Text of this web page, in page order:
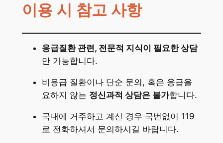
이용 시 참고 사항
응급질환 관련, 전문적 지식이 필요한 상담
만 가능합니다.
비응급 질환이나 단순 문의, 혹은 응급을
요하지 않는 정신과적 상담은 불가합니다.
국내에 거주하고 계신 경우 국번없이 119
로 전화하셔서 문의하시길 바랍니다.